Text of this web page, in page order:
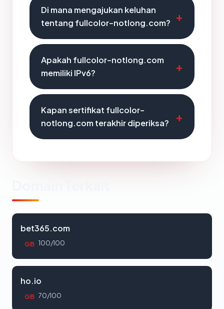
Di mana mengajukan keluhan
tentang fullcolor-notlong.com?
Apakah fullcolor-notlong.com
memiliki IPv6?
Kapan sertifikat fullcolor-
notlong.com terakhir diperiksa?
bet365.com
GB 100/100
ho.io
GB 70/100